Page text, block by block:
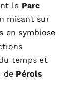
le Parc
misant sur
en symbiose
temps et
de Pérols